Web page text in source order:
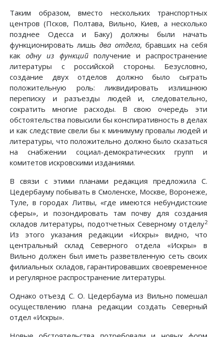
Таким образом, вместо нескольких транспортных
центров (Псков, Полтава, Вильно, Киев, а несколько
позднее Одесса и Баку) должны были начать
функционировать лишьдва отдела, бравших на себя
как одну из функцийполучение и распространение
литературы с российской стороны. Безусловно,
создание двух отделов должно было сыграть
положительную роль: ликвидировать излишнюю
переписку и разъезды людей и, следовательно,
сократить многие расходы. В свою очередь эти
обстоятельства повысили бы конспиративность в делах
и как следствие свели бы к минимуму провалы людей и
литературы, что положительно должно было сказаться
на снабжении социал-демократических групп и
комитетов искровскими изданиями.
В связи с этими планами редакция предложила С.
Цедербауму побывать в Смоленске, Москве, Воронеже,
Туле, в городах Литвы, «где имеются небундистские
сферы», и позондировать там почву для создания
складов литературы, подотчетных Северному отделу2
Из этого указания редакции «Искры» видно, что
центральный склад Северного отдела «Искры» в
Вильно должен был иметь разветвленную сеть своих
филиальных складов, гарантировавших своевременное
и регулярное распространение литературы.
Однако отъезд С. О. Цедербаума из Вильно помешал
осуществлению плана редакции создать Северный
отдел «Искры».